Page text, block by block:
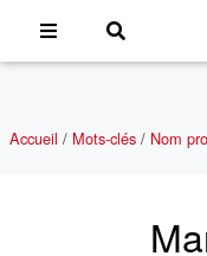
Accueil / Mots-clés / Nom